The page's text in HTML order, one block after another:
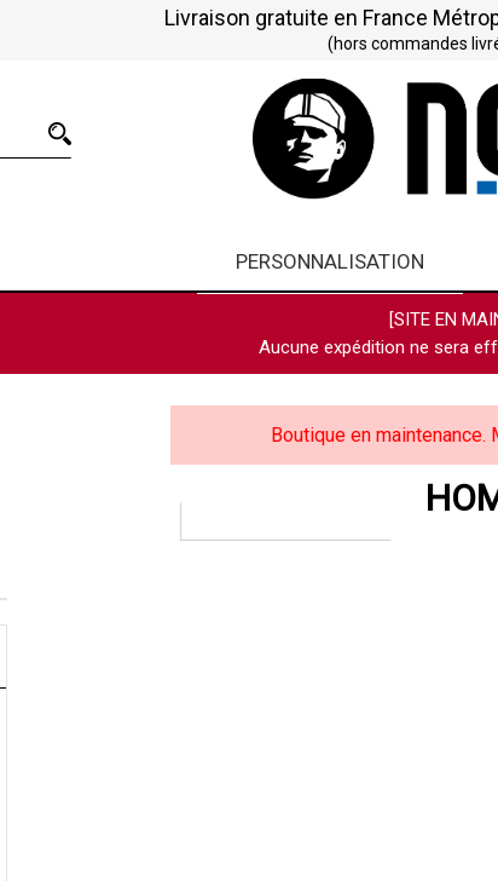
Livraison gratuite en France
(hors commandes
PERSONNALISATION
[SITE EN
Aucune expédition ne sera
Boutique en maintenance.